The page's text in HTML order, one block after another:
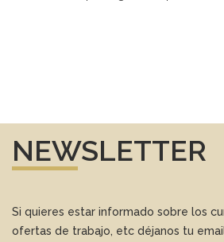
NEWSLETTER
Si quieres estar informado sobre los
ofertas de trabajo, etc déjanos tu